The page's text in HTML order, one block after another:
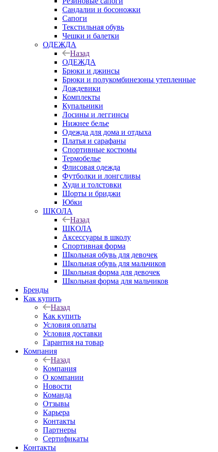
Сандалии и босоножки
Сапоги
Текстильная обувь
Чешки и балетки
ОДЕЖДА
Назад
ОДЕЖДА
Брюки и джинсы
Брюки и полукомбинезоны утепленные
Дождевики
Комплекты
Купальники
Лосины и леггинсы
Нижнее белье
Одежда для дома и отдыха
Платья и сарафаны
Спортивные костюмы
Термобелье
Флисовая одежда
Футболки и лонгсливы
Худи и толстовки
Шорты и бриджи
Юбки
ШКОЛА
Назад
ШКОЛА
Аксессуары в школу
Спортивная форма
Школьная обувь для девочек
Школьная обувь для мальчиков
Школьная форма для девочек
Школьная форма для мальчиков
Бренды
Как купить
Назад
Как купить
Условия оплаты
Условия доставки
Гарантия на товар
Компания
Назад
Компания
О компании
Новости
Команда
Отзывы
Карьера
Контакты
Партнеры
Сертификаты
Контакты